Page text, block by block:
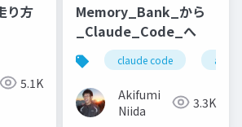
り方
5.1K
Memory_Bank_から
_Claude_Code_へ
claude code ai駆
Akifumi
Niida
3.3K